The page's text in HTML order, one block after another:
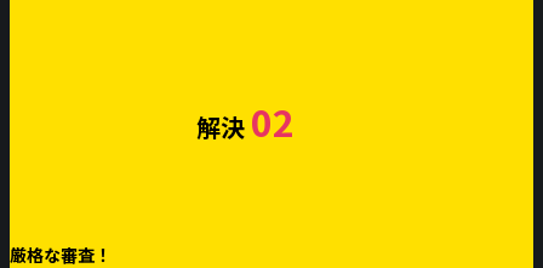
解決 02
厳格な審査！